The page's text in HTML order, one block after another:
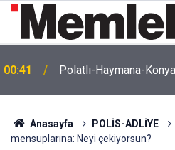
00:41 Polatlı-Haymana-
Anasayfa POLİS-ADLİYE
mensuplarına: Neyi çekiyorsun?